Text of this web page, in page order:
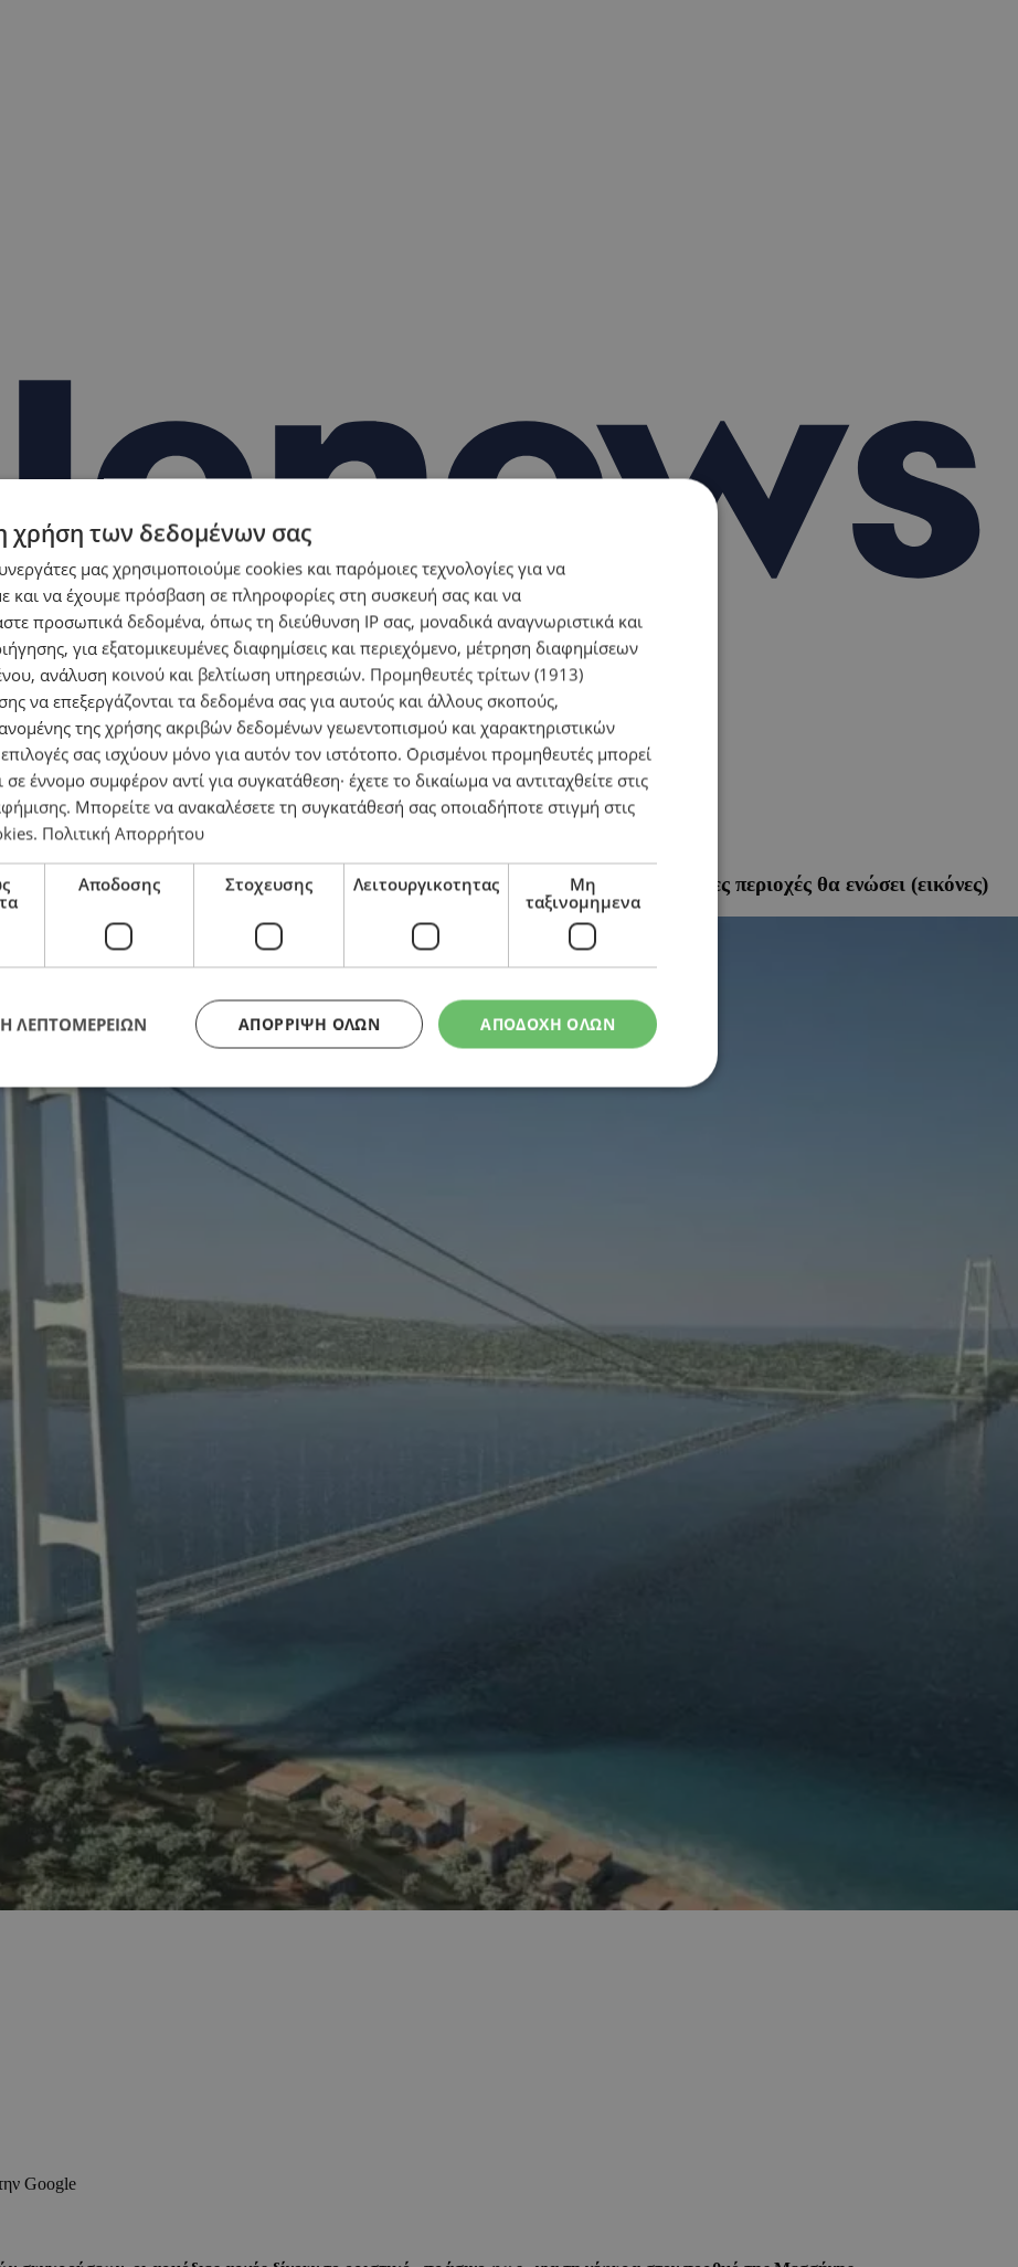
ύψους 14,4 δισ. ευρώ που θα αλλάξει τον χάρτη των μεταφορών – Ποιες περιοχές θα ενώσει (εικόνες)
Google
χρήση των δεδομένων σας
μας χρησιμοποιούμε cookies και παρόμοιες τεχνολογίες για να
και να έχουμε πρόσβαση σε πληροφορίες στη συσκευή σας και να
προσωπικά δεδομένα, όπως τη διεύθυνση IP σας, μοναδικά αναγνωριστικά και
για εξατομικευμένες διαφημίσεις και περιεχόμενο, μέτρηση διαφημίσεων
ανάλυση κοινού και βελτίωση υπηρεσιών. Προμηθευτές τρίτων (1913)
να επεξεργάζονται τα δεδομένα σας για αυτούς και άλλους σκοπούς,
της χρήσης ακριβών δεδομένων γεωεντοπισμού και χαρακτηριστικών
σας ισχύουν μόνο για αυτόν τον ιστότοπο. Ορισμένοι προμηθευτές μπορεί
σε έννομο συμφέρον αντί για συγκατάθεση· έχετε το δικαίωμα να αντιταχθείτε στις
. Μπορείτε να ανακαλέσετε τη συγκατάθεσή σας οποιαδήποτε στιγμή στις
. Πολιτική Απορρήτου
Αποδοσης Στοχευσης Λειτουργικοτητας
Μη
ταξινομημενα
ΑΠΟΔΟΧΗ ΟΛΩΝ
ΑΠΌΡΡΙΨΗ ΌΛΩΝ
ΛΕΠΤΟΜΕΡΕΙΩΝ